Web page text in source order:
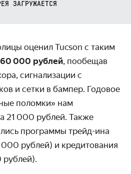
ЗАГРУЖАЕТСЯ
оценил Tucson с таким
000 рублей, пообещав
сигнализации с
и сетки в бампер. Годовое
поломки» нам
21 000 рублей. Также
программы трейд-ина
рублей) и кредитования